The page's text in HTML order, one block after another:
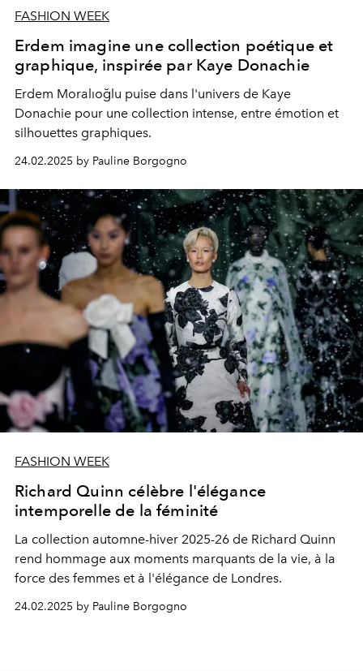
FASHION WEEK
Erdem imagine une collection poétique et
graphique, inspirée par Kaye Donachie
Erdem Moralıoğlu puise dans l'univers de Kaye
Donachie pour une collection intense, entre émotion et
silhouettes graphiques.
24.02.2025 by Pauline Borgogno
FASHION WEEK
Richard Quinn célèbre l'élégance
intemporelle de la féminité
La collection automne-hiver 2025-26 de Richard Quinn
rend hommage aux moments marquants de la vie, à la
force des femmes et à l'élégance de Londres.
24.02.2025 by Pauline Borgogno